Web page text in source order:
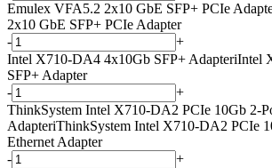
Emulex VFA5.2 2x10 GbE SFP+ PCIe
2x10 GbE SFP+ PCIe Adapter
-
+
Intel X710-DA4 4x10Gb SFP+ AdapteriIntel
SFP+ Adapter
-
+
ThinkSystem Intel X710-DA2 PCIe 10Gb 2-
AdapteriThinkSystem Intel X710-DA2 PCIe
Ethernet Adapter
-
+